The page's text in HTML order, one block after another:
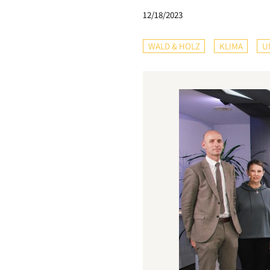
12/18/2023
WALD & HOLZ KLIMA